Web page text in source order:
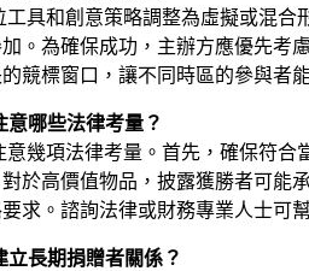
具和創意策略調整為虛擬或混
。為確保成功，主辦方應優先考
競標窗口，讓不同時區的參與者
哪些法律考量？
幾項法律考量。首先，確保符
於高價值物品，披露獲勝者可能
求。諮詢法律或財務專業人士可
長期捐贈者關係？